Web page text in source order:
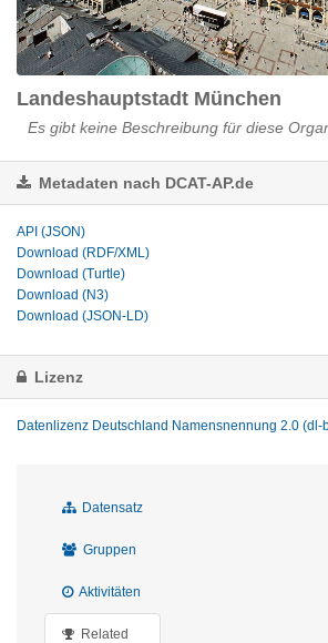
Landeshauptstadt München
Es gibt keine Beschreibung für diese
Metadaten nach DCAT-AP.de
API (JSON)
Download (RDF/XML)
Download (Turtle)
Download (N3)
Download (JSON-LD)
Lizenz
Datenlizenz Deutschland Namensnennung 2.0 (dl-
Datensatz
Gruppen
Aktivitäten
Related